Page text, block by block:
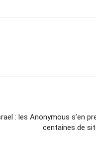
: les Anonymous s’en
centaines de